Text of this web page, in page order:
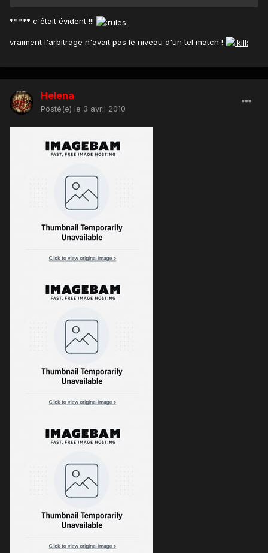
***** c'était évident !!!
vraiment l'arbitrage n'avait pas le niveau d'un tel match !
Helena
Posté(e) le 3 avril 2010